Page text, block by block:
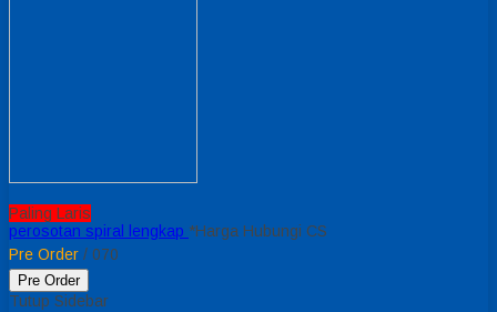
Paling Laris
perosotan spiral lengkap *Harga Hubungi CS
Pre Order / 070
Pre Order
Tutup Sidebar